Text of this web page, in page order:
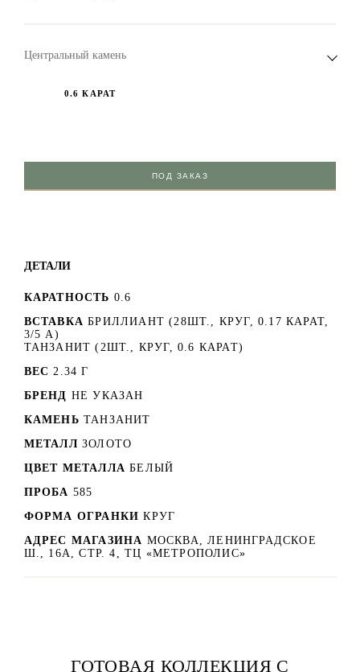
Центральный камень
0.6 КАРАТ
ПОД ЗАКАЗ
ДЕТАЛИ
КАРАТНОСТЬ 0.6
ВСТАВКА БРИЛЛИАНТ (28ШТ., КРУГ, 0.17 КАРАТ,
3/5 А)
ТАНЗАНИТ (2ШТ., КРУГ, 0.6 КАРАТ)
ВЕС 2.34 Г
БРЕНД НЕ УКАЗАН
КАМЕНЬ ТАНЗАНИТ
МЕТАЛЛ ЗОЛОТО
ЦВЕТ МЕТАЛЛА БЕЛЫЙ
ПРОБА 585
ФОРМА ОГРАНКИ КРУГ
АДРЕС МАГАЗИНА МОСКВА, ЛЕНИНГРАДСКОЕ
Ш., 16А, СТР. 4, ТЦ «МЕТРОПОЛИС»
ГОТОВАЯ КОЛЛЕКЦИЯ С